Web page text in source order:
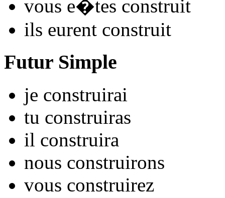
vous e�tes construit
ils eurent construit
Futur Simple
je construirai
tu construiras
il construira
nous construirons
vous construirez